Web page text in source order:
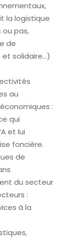
la logistique
ou pas,
de
et solidaire…)
au
:
qui
et lui
foncière.
de
du secteur
:
à la